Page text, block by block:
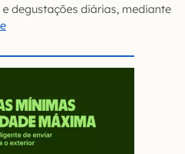
e degustações diárias, mediante